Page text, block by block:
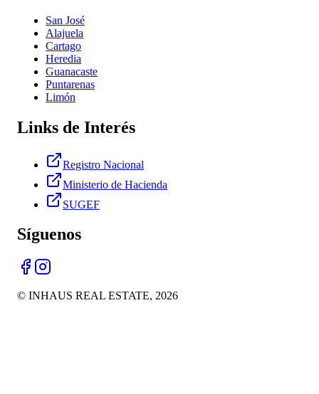
San José
Alajuela
Cartago
Heredia
Guanacaste
Puntarenas
Limón
Links de Interés
Registro Nacional
Ministerio de Hacienda
SUGEF
Síguenos
© INHAUS REAL ESTATE, 2026